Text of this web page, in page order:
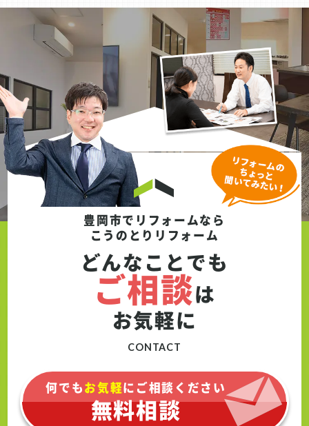
考え、「工事をするなら今のタイミングでし
っかりメンテナンスしておきたい」と外壁塗
装をご決断。せっかく工事をするなら外観の
印象も一新したいとのことで、カラーシミュ
レーションを重ねながら理想の外観づくりを
進めることになりました。 外壁材のパワーボ
ードは耐久性に優れていますが、その分目地
が多く、塗装前の下地処理が重要になりま
す。そこで今回、既存のコーキングを補修
し、細かなひび割れについても一つひとつ丁
寧に補修したうえで塗装を行っています。 ま
た、お客様が特にこだわられたのが外壁カラ
ーです。何度もカラーシミュレーションを重
ねながら検討を進め、ブラウン系の外観から
グレーを基調としたモダンなデザインへとイ
メージチェンジ。アクセント部分とのバラン
スにも配慮しながら、落ち着きと高級感のあ
る外観に仕上げました。 付帯部についても塗
装を行い、住まい全体をトータルでメンテナ
豊岡市でリフォームなら
こうのとりリフォーム
どんなことでも
ご相談は
お気軽に
CONTACT
何でもお気軽にご相談ください
無料相談